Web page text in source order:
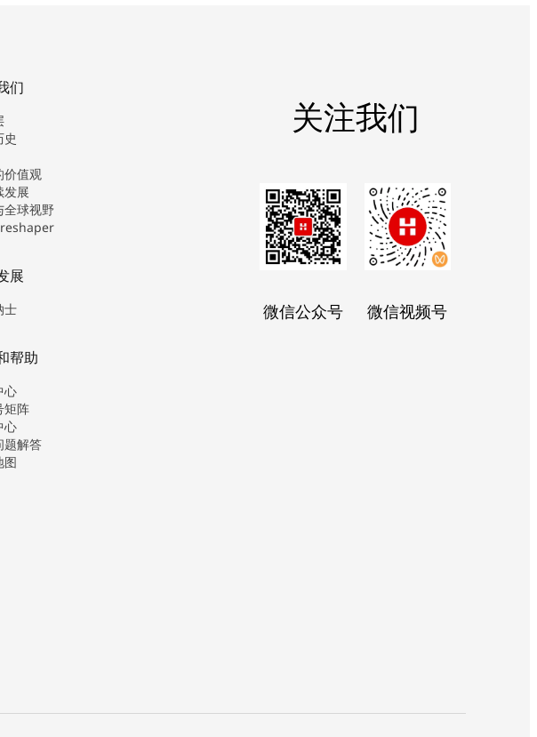
们
史
价值观
发展
全球视野
展
士
帮助
心
矩阵
心
题解答
图
关注我们
微信公众号 微信视频号